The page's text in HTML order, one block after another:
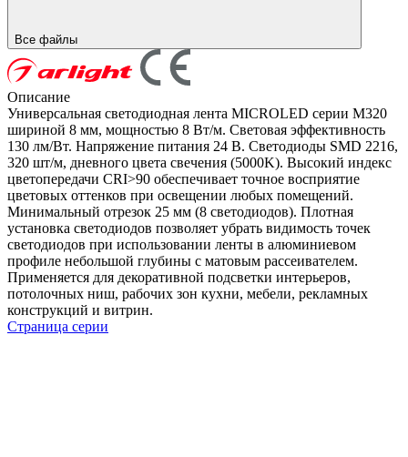
Все файлы
Описание
Универсальная светодиодная лента MICROLED серии M320
шириной 8 мм, мощностью 8 Вт/м. Световая эффективность
130 лм/Вт. Напряжение питания 24 В. Светодиоды SMD 2216,
320 шт/м, дневного цвета свечения (5000K). Высокий индекс
цветопередачи CRI>90 обеспечивает точное восприятие
цветовых оттенков при освещении любых помещений.
Минимальный отрезок 25 мм (8 светодиодов). Плотная
установка светодиодов позволяет убрать видимость точек
светодиодов при использовании ленты в алюминиевом
профиле небольшой глубины с матовым рассеивателем.
Применяется для декоративной подсветки интерьеров,
потолочных ниш, рабочих зон кухни, мебели, рекламных
конструкций и витрин.
Страница серии